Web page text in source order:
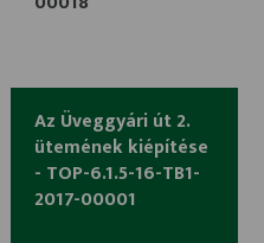
Az Üveggyári út 2.
ütemének kiépítése
- TOP-6.1.5-16-TB1-
2017-00001